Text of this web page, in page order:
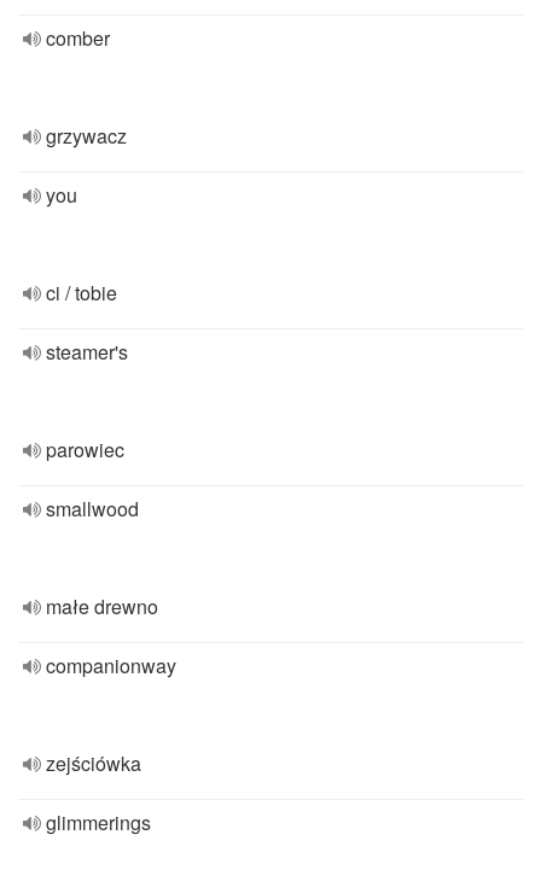
comber
grzywacz
you
ci / tobie
steamer's
parowiec
smallwood
małe drewno
companionway
zejściówka
glimmerings